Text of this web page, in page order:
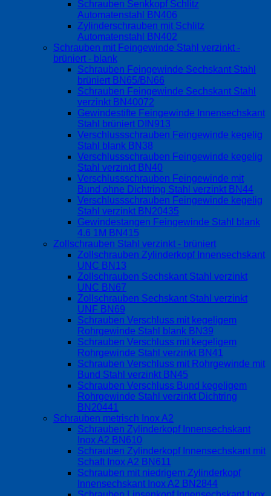
Schrauben Senkkopf Schlitz
Automatenstahl BN406
Zylinderschrauben mit Schlitz
Automatenstahl BN402
Schrauben mit Feingewinde Stahl verzinkt -
brüniert - blank
Schrauben Feingewinde Sechskant Stahl
brüniert BN65/BN66
Schrauben Feingewinde Sechskant Stahl
verzinkt BN40072
Gewindestifte Feingewinde Innensechskant
Stahl brüniert DIN913
Verschlussschrauben Feingewinde kegelig
Stahl blank BN38
Verschlussschrauben Feingewinde kegelig
Stahl verzinkt BN40
Verschlussschrauben Feingewinde mit
Bund ohne Dichtring Stahl verzinkt BN44
Verschlussschrauben Feingewinde kegelig
Stahl verzinkt BN20435
Gewindestangen Feingewinde Stahl blank
4.6 1M BN415
Zollschrauben Stahl verzinkt - brüniert
Zollschrauben Zylinderkopf Innensechskant
UNC BN13
Zollschrauben Sechskant Stahl verzinkt
UNC BN67
Zollschrauben Sechskant Stahl verzinkt
UNF BN69
Schrauben Verschluss mit kegeligem
Rohrgewinde Stahl blank BN39
Schrauben Verschluss mit kegeligem
Rohrgewinde Stahl verzinkt BN41
Schrauben Verschluss mit Rohrgewinde mit
Bund Stahl verzinkt BN45
Schrauben Verschluss Bund kegeligem
Rohrgewinde Stahl verzinkt Dichtring
BN20441
Schrauben metrisch Inox A2
Schrauben Zylinderkopf Innensechskant
Inox A2 BN610
Schrauben Zylinderkopf Innensechskant mit
Schaft Inox A2 BN611
Schrauben mit niedrigem Zylinderkopf
Innensechskant Inox A2 BN2844